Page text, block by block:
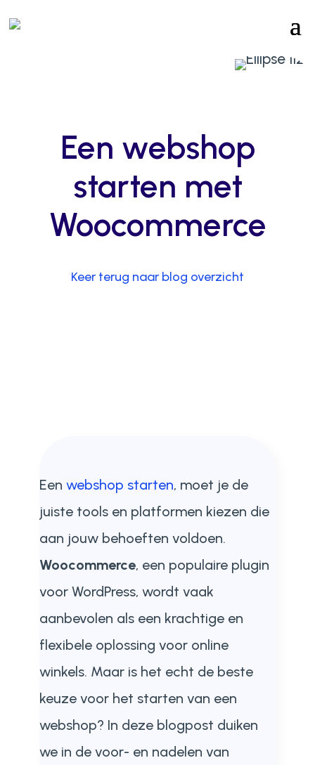
Een webshop
starten met
Woocommerce
Keer terug naar blog overzicht
Een webshop starten, moet je de
juiste tools en platformen kiezen die
aan jouw behoeften voldoen.
Woocommerce, een populaire plugin
voor WordPress, wordt vaak
aanbevolen als een krachtige en
flexibele oplossing voor online
winkels. Maar is het echt de beste
keuze voor het starten van een
webshop? In deze blogpost duiken
we in de voor- en nadelen van